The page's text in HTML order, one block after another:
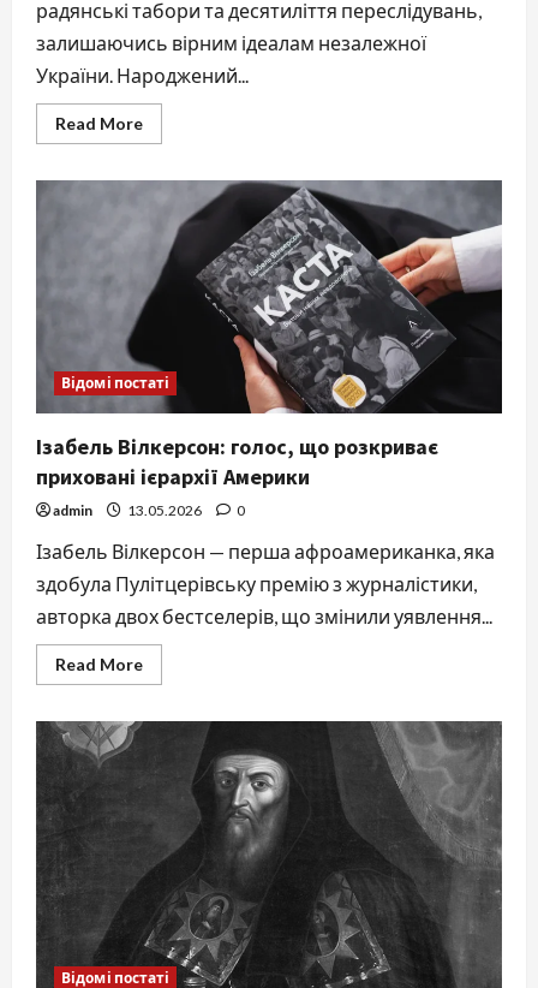
радянські табори та десятиліття переслідувань,
залишаючись вірним ідеалам незалежної
України. Народжений...
Read MoreRead
more
незламний
борець
українську
волю
Відомі постаті
Ізабель Вілкерсон: голос, що розкриває
приховані ієрархії Америки
admin 13.05.2026 0
Ізабель Вілкерсон — перша афроамериканка, яка
здобула Пулітцерівську премію з журналістики,
авторка двох бестселерів, що змінили уявлення...
Read MoreRead
more
Вілкерсон:
розкриває
приховані
ієрархії
Америки
Відомі постаті